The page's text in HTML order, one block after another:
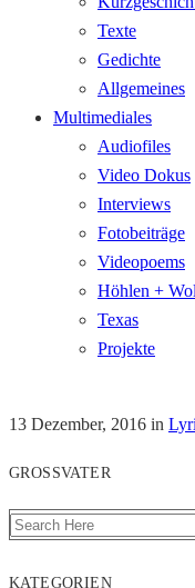
Texte
Gedichte
Allgemeines
Multimediales
Audiofiles
Video Dokus
Interviews
Fotobeiträge
Videopoems
Höhlen +
Texas
Projekte
13 Dezember, 2016 in
GROSSVATER
KATEGORIEN